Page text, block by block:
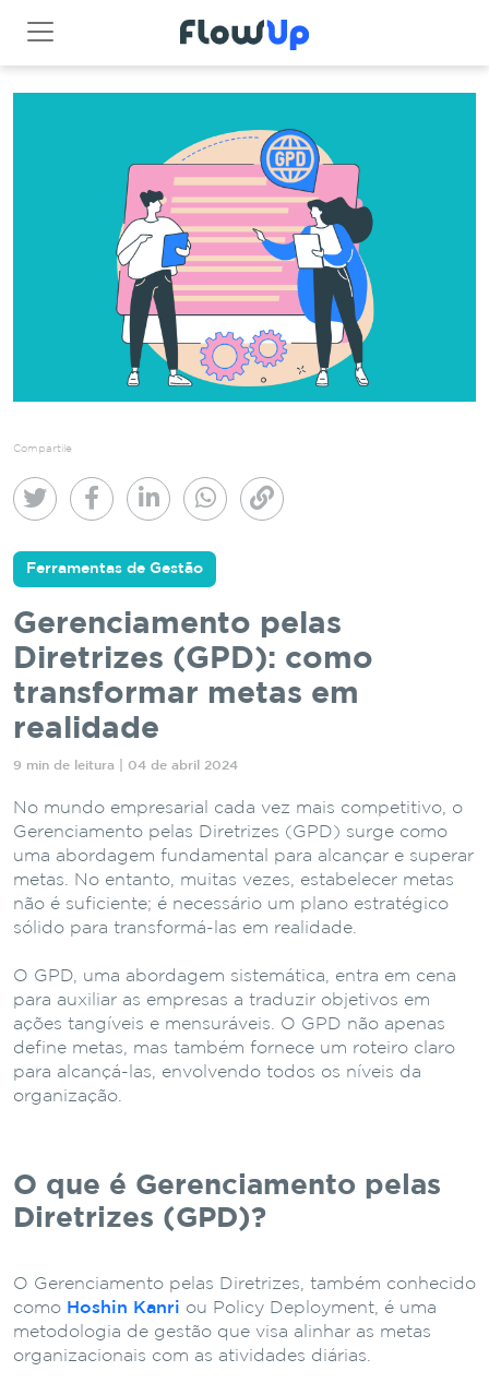
Compartile
Ferramentas de Gestão
Gerenciamento pelas
Diretrizes (GPD): como
transformar metas em
realidade
9 min de leitura | 04 de abril 2024
No mundo empresarial cada vez mais competitivo, o
Gerenciamento pelas Diretrizes (GPD) surge como
uma abordagem fundamental para alcançar e superar
metas. No entanto, muitas vezes, estabelecer metas
não é suficiente; é necessário um plano estratégico
sólido para transformá-las em realidade.
O GPD, uma abordagem sistemática, entra em cena
para auxiliar as empresas a traduzir objetivos em
ações tangíveis e mensuráveis. O GPD não apenas
define metas, mas também fornece um roteiro claro
para alcançá-las, envolvendo todos os níveis da
organização.
O que é Gerenciamento pelas
Diretrizes (GPD)?
O Gerenciamento pelas Diretrizes, também conhecido
como Hoshin Kanri ou Policy Deployment, é uma
metodologia de gestão que visa alinhar as metas
organizacionais com as atividades diárias.